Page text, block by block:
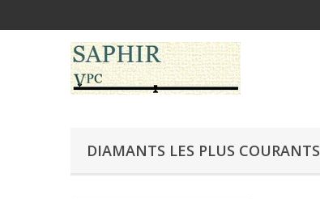
DIAMANTS LES PLUS COURANTS